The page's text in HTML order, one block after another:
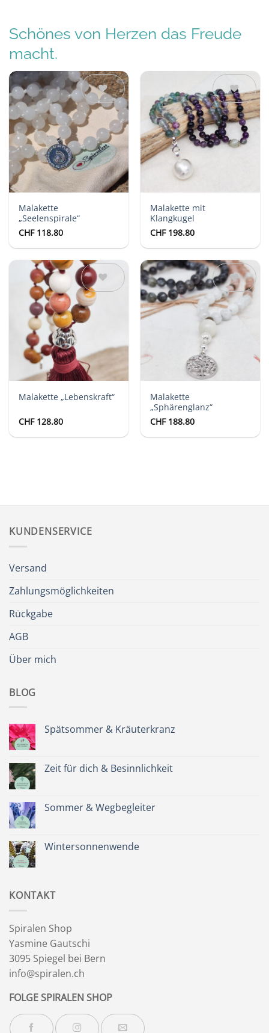
Schönes von Herzen das Freude
macht.
Auf die
Wunschliste
Malakette
„Seelenspirale“
CHF118.80
Auf die
Wunschliste
Malakette mit
Klangkugel
CHF198.80
Auf die
Wunschliste
Malakette „Lebenskraft“
CHF128.80
Auf die
Wunschliste
Malakette
„Sphärenglanz“
CHF188.80
KUNDENSERVICE
Versand
Zahlungsmöglichkeiten
Rückgabe
AGB
Über mich
BLOG
Spätsommer & Kräuterkranz
Spätsommer
&
Zeit für dich & Besinnlichkeit
Zeit
für
Sommer & Wegbegleiter
Sommer
&
Wintersonnenwende
KONTAKT
Spiralen Shop
Yasmine Gautschi
3095 Spiegel bei Bern
info@spiralen.ch
FOLGE SPIRALEN SHOP